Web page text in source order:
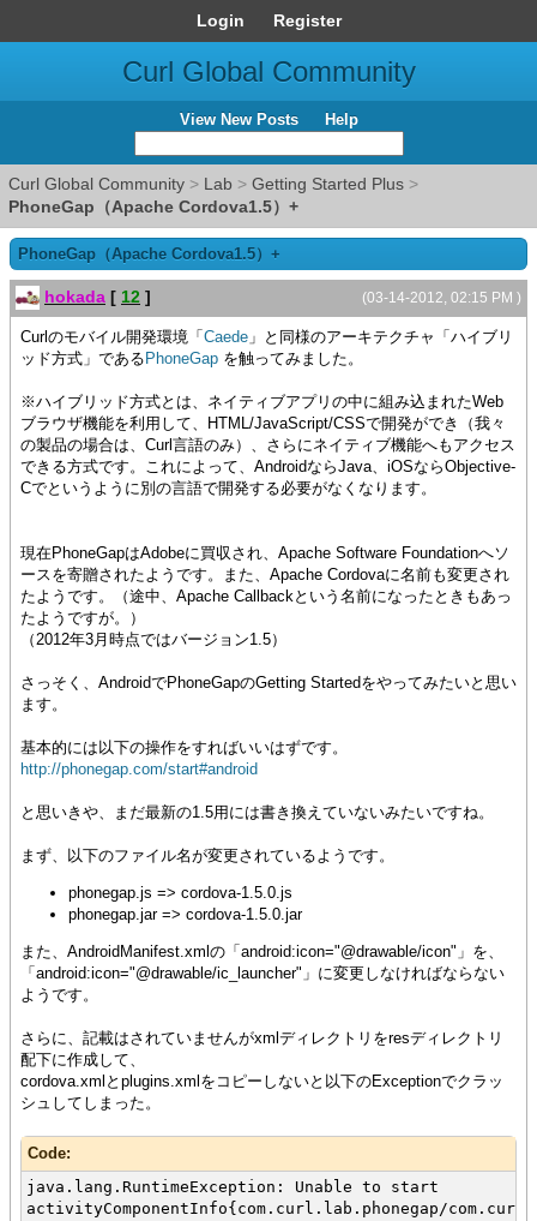
Login Register
Curl Global Community
View New Posts Help
Curl Global Community > Lab > Getting Started Plus >
PhoneGap（Apache Cordova1.5）+
PhoneGap（Apache Cordova1.5）+
(03-14-2012, 02:15 PM )
hokada [ 12 ]
Curlのモバイル開発環境「 Caede 」と同様のアーキテクチャ「ハイブリ
ッド方式」である PhoneGap を触ってみました。
※ハイブリッド方式とは、ネイティブアプリの中に組み込まれたWeb
ブラウザ機能を利用して、HTML/JavaScript/CSSで開発ができ（我々
の製品の場合は、Curl言語のみ）、さらにネイティブ機能へもアクセス
できる方式です。これによって、AndroidならJava、iOSならObjective-
Cでというように別の言語で開発する必要がなくなります。
現在PhoneGapはAdobeに買収され、Apache Software Foundationへソ
ースを寄贈されたようです。また、Apache Cordovaに名前も変更され
たようです。（途中、Apache Callbackという名前になったときもあっ
たようですが。）
（2012年3月時点ではバージョン1.5）
さっそく、AndroidでPhoneGapのGetting Startedをやってみたいと思い
ます。
基本的には以下の操作をすればいいはずです。
http://phonegap.com/start#android
と思いきや、まだ最新の1.5用には書き換えていないみたいですね。
まず、以下のファイル名が変更されているようです。
phonegap.js => cordova-1.5.0.js
phonegap.jar => cordova-1.5.0.jar
また、AndroidManifest.xmlの「android:icon="@drawable/icon"」を、
「android:icon="@drawable/ic_launcher"」に変更しなければならない
ようです。
さらに、記載はされていませんがxmlディレクトリをresディレクトリ
配下に作成して、
cordova.xmlとplugins.xmlをコピーしないと以下のExceptionでクラッ
シュしてしまった。
Code:
java.lang.RuntimeException: Unable to start
activityComponentInfo{com.curl.lab.phonegap/